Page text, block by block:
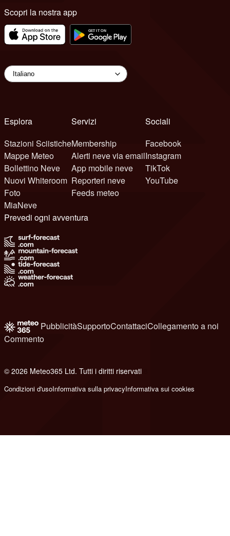
Scopri la nostra app
Esplora
Stazioni Sciistiche
Mappe Meteo
Bollettino Neve
Nuovi Whiteroom
Foto
MiaNeve
Servizi
Membership
Alerti neve via email
App mobile neve
Reporteri neve
Feeds meteo
Sociali
Facebook
Instagram
TikTok
YouTube
Prevedi ogni avventura
PubblicitàSupportoContattaciCollegamento a noi
Commento
© 2026 Meteo365 Ltd. Tutti i diritti riservati
Condizioni d'usoInformativa sulla privacyInformativa sui cookies